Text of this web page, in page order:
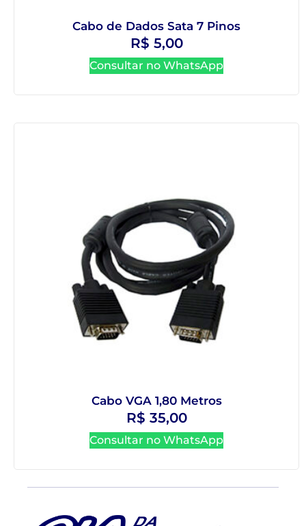
Cabo de Dados Sata 7 Pinos
R$ 5,00
Consultar no WhatsApp
Cabo VGA 1,80 Metros
R$ 35,00
Consultar no WhatsApp